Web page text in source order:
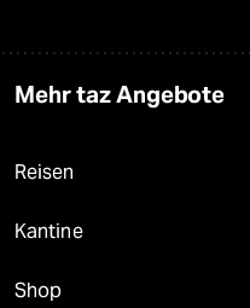
Mehr taz Angebote
Reisen
Kantine
Shop